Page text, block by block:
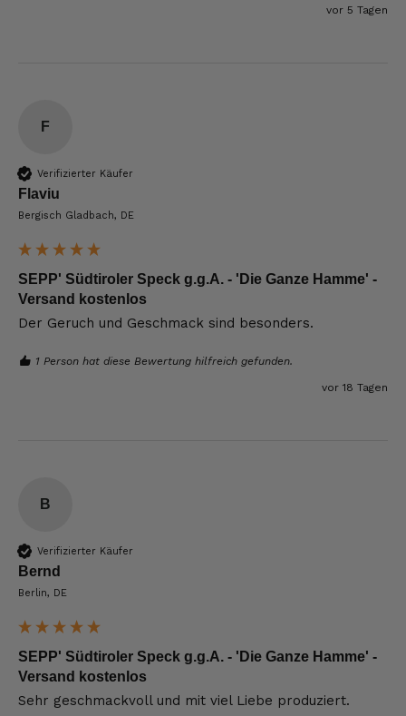
vor 5 Tagen
F
Verifizierter Käufer
Flaviu
Bergisch Gladbach, DE
SEPP' Südtiroler Speck g.g.A. - 'Die Ganze Hamme' -
Versand kostenlos
Der Geruch und Geschmack sind besonders.
1 Person hat diese Bewertung hilfreich gefunden.
vor 18 Tagen
B
Verifizierter Käufer
Bernd
Berlin, DE
SEPP' Südtiroler Speck g.g.A. - 'Die Ganze Hamme' -
Versand kostenlos
Sehr geschmackvoll und mit viel Liebe produziert.